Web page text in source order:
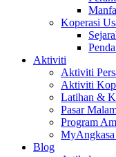
Koperasi
Aktiviti
Aktiviti
Aktiviti
Latihan &
Pasar
Program
MyAngkasa
Blog